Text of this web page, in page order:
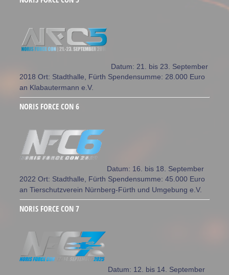
Datum: 21. bis 23. September
2018 Ort: Stadthalle, Fürth Spendensumme: 28.000 Euro
an Klabautermann e.V.
NORIS FORCE CON 6
Datum: 16. bis 18. September
2022 Ort: Stadthalle, Fürth Spendensumme: 45.000 Euro
an Tierschutzverein Nürnberg-Fürth und Umgebung e.V.
NORIS FORCE CON 7
Datum: 12. bis 14. September